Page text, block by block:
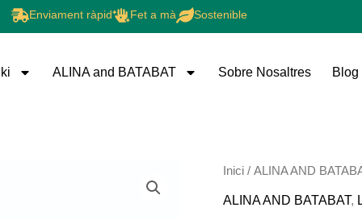
Enviament ràpid Fet a mà Sostenible
ALINA and BATABAT Sobre Nosaltres Blog
Inici /ALINA AND
ALINA AND BATABAT,